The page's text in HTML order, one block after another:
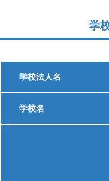
学
学校法人名
学校名